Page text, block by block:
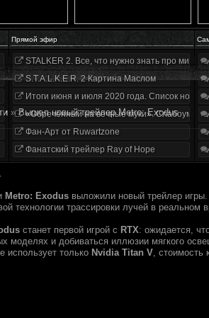
Прямой эфир
STALKER 2. Все, что нужно знать про мир,
S.T.A.L.K.E.R. 2 Картина Маслом
Итоги июня и июля 2020 года. Список
«Обречённый на вечные муки». Слабоумие и
Фан-Арт от Ruwartzone
Фанатский трейлер Ray of Hope
» Вышел новый трейлер Metro: Exodus
Metro: Exodus выложили новый трейлер
технологии трассировки лучей в реальном
станет первой игрой с RTX: ожидается,
моделях и добиваться иллюзии мягкого
использует только Nvidia Titan V, стоимость